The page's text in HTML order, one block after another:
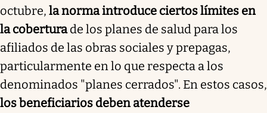
octubre, la norma introduce ciertos límites en
la coberturade los planes de salud para los
afiliados de las obras sociales y prepagas,
particularmente en lo que respecta a los
denominados "planes cerrados". En estos casos,
los beneficiarios deben atenderse